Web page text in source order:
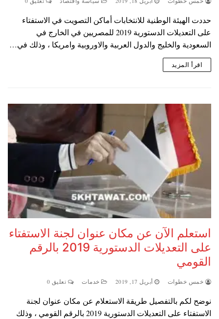
حددت الهيئة الوطنية للانتخابات أماكن التصويت في الاستفتاء
على التعديلات الدستورية 2019 للمصريين في الخارج في
السعودية والخليج والدول العربية والاوروبية وامريكا ، وذلك في…
اقرأ المزيد
استعلم الآن عن مكان عنوان لجنة الاستفتاء
على التعديلات الدستورية 2019 بالرقم
القومي
خمس خطوات أبريل 17, 2019 خدمات تعليق 0
نوضح لكم بالتفصيل طريقة الاستعلام عن مكان عنوان لجنة
الاستفتاء على التعديلات الدستورية 2019 بالرقم القومي ، وذلك